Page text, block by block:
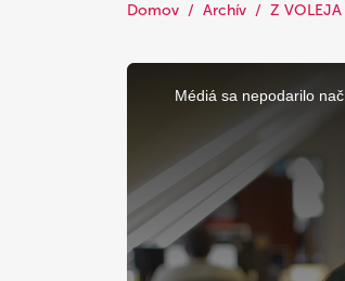
Domov Archív Z VOLEJA
This
Médiá sa nepodarilo